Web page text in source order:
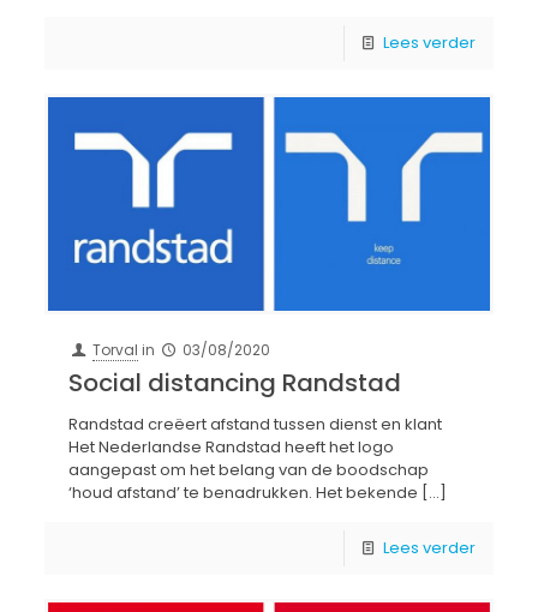
Lees verder
Torval in 03/08/2020
Social distancing Randstad
Randstad creëert afstand tussen dienst en klant
Het Nederlandse Randstad heeft het logo
aangepast om het belang van de boodschap
‘houd afstand’ te benadrukken. Het bekende […]
Lees verder